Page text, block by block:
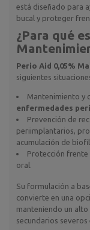
está diseñado para
bucal y proteger
¿Para qué
Perio Aid 0,05%
siguientes
Mantenimiento y
enfermedades
Prevención de
periimplantarios,
acumulación de
Protección frente
oral.
Su formulación a
convierte en una
manteniendo un
secundarios severos